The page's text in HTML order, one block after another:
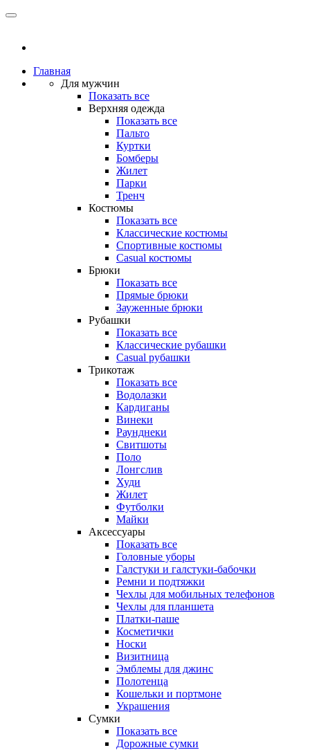
Главная
Для мужчин
Показать все
Верхняя одежда
Показать все
Пальто
Куртки
Бомберы
Жилет
Парки
Тренч
Костюмы
Показать все
Классические костюмы
Спортивные костюмы
Casual костюмы
Брюки
Показать все
Прямые брюки
Зауженные брюки
Рубашки
Показать все
Классические рубашки
Casual рубашки
Трикотаж
Показать все
Водолазки
Кардиганы
Винеки
Раунднеки
Свитшоты
Поло
Лонгслив
Худи
Жилет
Футболки
Майки
Аксессуары
Показать все
Головные уборы
Галстуки и галстуки-бабочки
Ремни и подтяжки
Чехлы для мобильных телефонов
Чехлы для планшета
Платки-паше
Косметички
Носки
Визитница
Эмблемы для джинс
Полотенца
Кошельки и портмоне
Украшения
Сумки
Показать все
Дорожные сумки